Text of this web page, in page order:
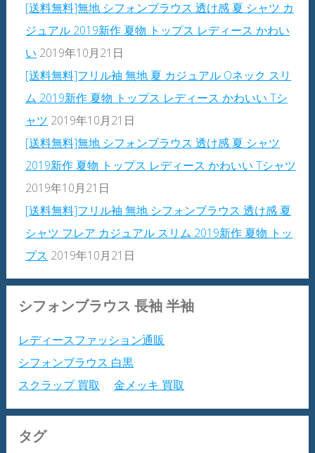
[送料無料]無地 シフォンブラウス 透け感 夏 シャツ カ
ジュアル 2019新作 夏物 トップス レディース かわい
い 2019年10月21日
[送料無料]フリル袖 無地 夏 カジュアル Oネック スリ
ム 2019新作 夏物 トップス レディース かわいい Tシ
ャツ 2019年10月21日
[送料無料]無地 シフォンブラウス 透け感 夏 シャツ
2019新作 夏物 トップス レディース かわいい Tシャツ
2019年10月21日
[送料無料]フリル袖 無地 シフォンブラウス 透け感 夏
シャツ フレア カジュアル スリム 2019新作 夏物 トッ
プス 2019年10月21日
シフォンブラウス 長袖 半袖
レディースファッション通販
シフォンブラウス 白黒
スクラップ 買取
金メッキ 買取
タグ